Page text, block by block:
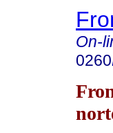
On-
0260